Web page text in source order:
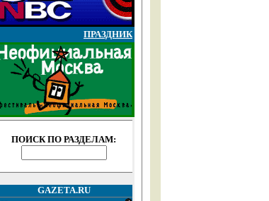
ПРАЗДНИК
ПОИСК ПО РАЗДЕЛАМ:
GAZETA.RU